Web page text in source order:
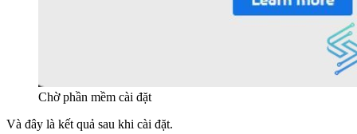
Chờ phần mềm cài đặt
Và đây là kết quả sau khi cài đặt.